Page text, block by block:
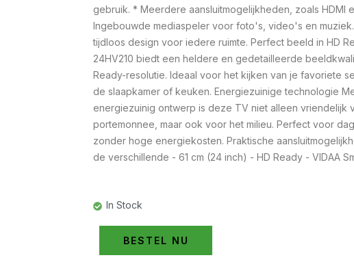
gebruik. * Meerdere aansluitmogelijkheden, zoals HDMI
Ingebouwde mediaspeler voor foto's, video's en
tijdloos design voor iedere ruimte. Perfect beeld in HD
24HV210 biedt een heldere en gedetailleerde
Ready-resolutie. Ideaal voor het kijken van je favoriete
de slaapkamer of keuken. Energiezuinige technologie
energiezuinig ontwerp is deze TV niet alleen vriendelijk
portemonnee, maar ook voor het milieu. Perfect voor
zonder hoge energiekosten. Praktische
de verschillende - 61 cm (24 inch) - HD Ready - VIDAA
In Stock
BESTEL NU